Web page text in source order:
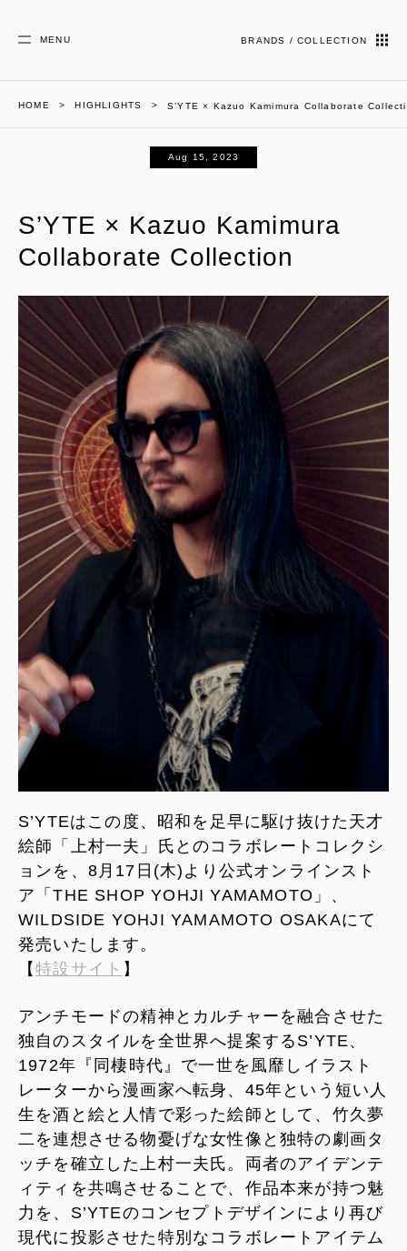
MENU BRANDS / COLLECTION
HOME HIGHLIGHTS S’YTE × Kazuo Kamimura Collaborate
Aug 15, 2023
S’YTE × Kazuo Kamimura
Collaborate Collection
S’YTEはこの度、昭和を足早に駆け抜けた天才
絵師「上村一夫」氏とのコラボレートコレクシ
ョンを、8月17日(木)より公式オンラインスト
ア「THE SHOP YOHJI YAMAMOTO」、
WILDSIDE YOHJI YAMAMOTO OSAKAにて
発売いたします。
【特設サイト 】
アンチモードの精神とカルチャーを融合させた
独自のスタイルを全世界へ提案するS’YTE、
1972年『同棲時代』で一世を風靡しイラスト
レーターから漫画家へ転身、45年という短い人
生を酒と絵と人情で彩った絵師として、竹久夢
二を連想させる物憂げな女性像と独特の劇画タ
ッチを確立した上村一夫氏。両者のアイデンテ
ィティを共鳴させることで、作品本来が持つ魅
力を、S’YTEのコンセプトデザインにより再び
現代に投影させた特別なコラボレートアイテム